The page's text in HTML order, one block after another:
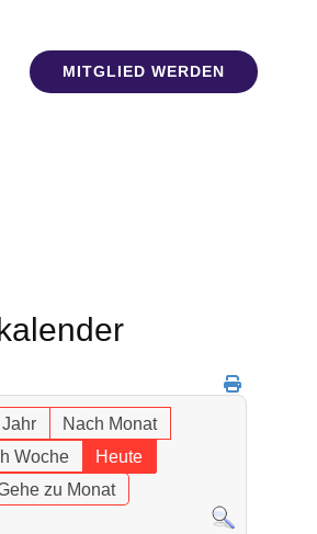
MITGLIED WERDEN
Nach Monat
Woche
Heute
zu Monat